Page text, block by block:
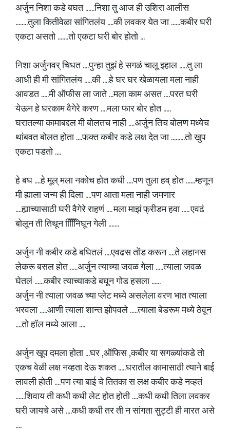
अर्जुन निशा कडे बघत ......निशा तु आज ही उशिरा आलीस
........तुला कितीवेळा सांगितलंय ....की लवकर येत जा ......कबीर घरी
एकटा असतो .......तो एकटा घरी बोर होतो ...
निशा अर्जुनवर् चिधत ....पुन्हा तुझं हे सगळं चालू झ्हाल .....तु ला
आधी ही मी सांगितलंय .....की ....हे घर घर खेळायला मला नाही
आवडत .....मी ऑफीस ला जाते ...मला काम असत ....परत घरी
येऊन हे घरकाम वैगेरे करण ....मला फार बोर होत .....
घरातल्या कामाबद्दल मी बोलतच नाही ....अर्जुन तिच बोलण मध्येच
थांबवत बोलत होता ....फक्त कबीर कडे लक्ष देत जा .........तो खुप
एकटा पडतो ....
हे बघ ....हे मूल् मला नकोच होत कधी ....पण तुला हव् होत ......म्हणून
मी ह्याला जन्म ही दिला ....पण आता मला नाही जमणार
....ह्याच्यासाठी घरी वैगेरे राहणं .... मला माझं फ्रीडम हवा ..... एवढं
बोलून ती तिथून निििििघून गेली .......
अर्जुन नी कबीर कडे बघितलं ....एवढस तोंड करून ....ते लहानस
लेकरू बसल होत .....अर्जुन त्याच्या जवळ गेला .....त्याला जवळ
घेतलं ......कबीर त्याच्याकडे बघून गोड हसला ......
अर्जुन नी त्याला जवळ च्या प्लेट मध्ये असलेला वरण भात त्याला
भरवला .....आणी त्याला शान्त झोपवले .....त्याला बेडरूम मध्ये ठेवून
....तो हॉल मध्ये आला ....
अर्जुन खूप दमला होता ...घर ,ऑफिस ,कबीर या सगळ्यांकडे तो
एकच वेळी लक्ष नव्हता देऊ शकत .....घरातील कामासाठी त्याने बाई
लावली होती ....पण त्या बाई चे तितका स लक्ष कबीर कडे नव्हतं
......शिवाय ती कधी कधी लेट होत होती ....कधी कधी तिला लवकर
घरी जायचे असे ....कधी कधी तर ती न सांगता सुट्टी ही मारत असे
....